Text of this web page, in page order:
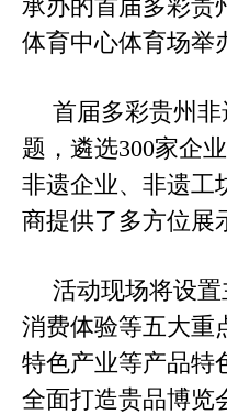
承办的首届多彩贵
体育中心体育场举
首届多彩贵州
题，遴选300家企
非遗企业、非遗工
商提供了多方位展
活动现场将设
消费体验等五大重
特色产业等产品特
全面打造贵品博览